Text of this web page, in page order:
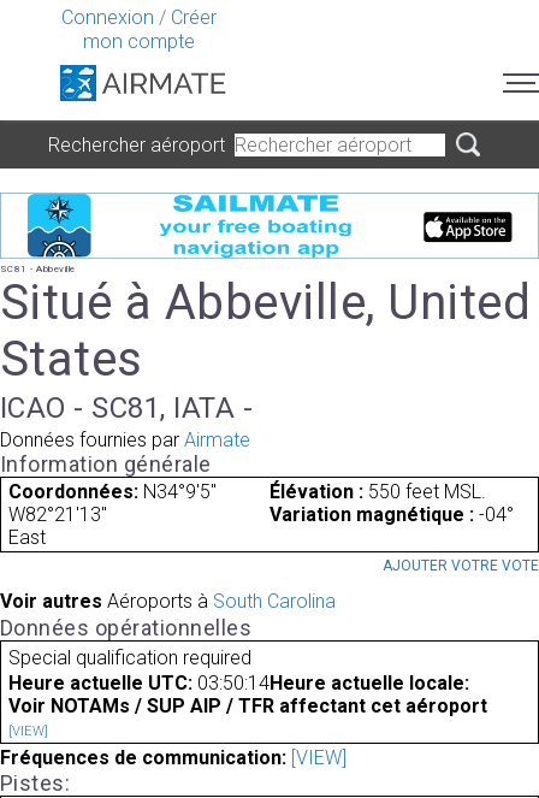
Connexion / Créer
mon compte
Rechercher aéroport
SC81 - Abbeville
Situé à Abbeville, United
States
ICAO - SC81, IATA -
Données fournies par Airmate
Information générale
Coordonnées: N34°9'5"
W82°21'13"
Élévation : 550 feet MSL.
Variation magnétique : -04°
East
AJOUTER VOTRE VOTE
Voir autres Aéroports à South Carolina
Données opérationnelles
Special qualification required
Heure actuelle UTC: 03:50:14Heure actuelle locale:
Voir NOTAMs / SUP AIP / TFR affectant cet aéroport
[VIEW]
Fréquences de communication: [VIEW]
Pistes: